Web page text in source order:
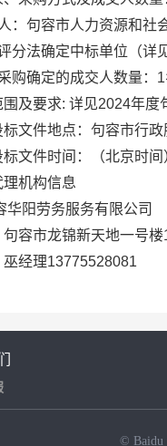
：句容市人力资源和社
分法确定中标单位（详
购确定的成交人数量：1
围及要求: 详见2024年
标文件地点：句容市行
文件时间：（北京时
理机构信息
华阳劳务服务有限公司
市龙锦新天地一号楼
经理13775528081
© Baidu